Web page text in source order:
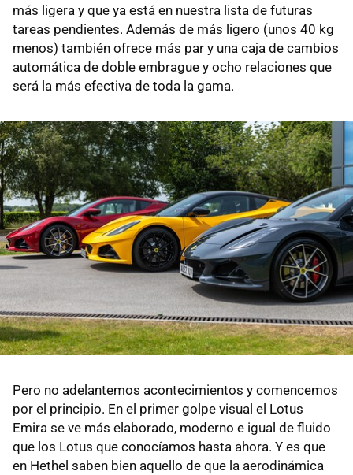
más ligera y que ya está en nuestra lista de futuras
tareas pendientes. Además de más ligero (unos 40 kg
menos) también ofrece más par y una caja de cambios
automática de doble embrague y ocho relaciones que
será la más efectiva de toda la gama.
Pero no adelantemos acontecimientos y comencemos
por el principio. En el primer golpe visual el Lotus
Emira se ve más elaborado, moderno e igual de fluido
que los Lotus que conocíamos hasta ahora. Y es que
en Hethel saben bien aquello de que la aerodinámica